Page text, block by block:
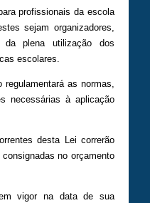
profissionais da escola
sejam organizadores,
da plena utilização dos
escolares.
as normas,
necessárias à aplicação
desta Lei correrão
no orçamento
vigor na data de sua